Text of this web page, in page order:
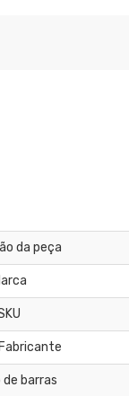
da peça
de barras